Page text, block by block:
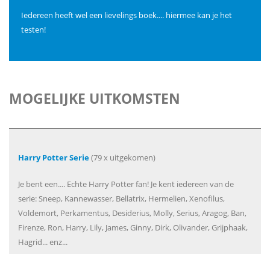
Iedereen heeft wel een lievelings boek.... hiermee kan je het
testen!
MOGELIJKE UITKOMSTEN
Harry Potter Serie(79 x uitgekomen)
Je bent een.... Echte Harry Potter fan! Je kent iedereen van de
serie: Sneep, Kannewasser, Bellatrix, Hermelien, Xenofilus,
Voldemort, Perkamentus, Desiderius, Molly, Serius, Aragog, Ban,
Firenze, Ron, Harry, Lily, James, Ginny, Dirk, Olivander, Grijphaak,
Hagrid... enz...